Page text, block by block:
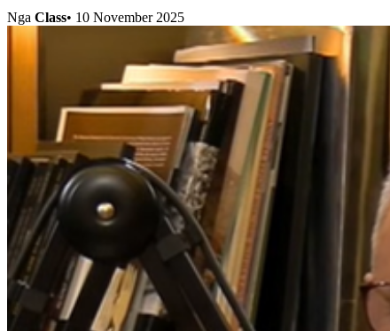
Nga Class• 10 November 2025